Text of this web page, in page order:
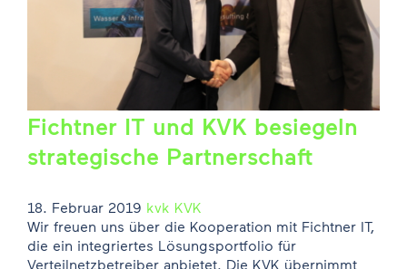
Fichtner IT und KVK besiegeln
strategische Partnerschaft
18. Februar 2019 kvk KVK
Wir freuen uns über die Kooperation mit Fichtner IT,
die ein integriertes Lösungsportfolio für
Verteilnetzbetreiber anbietet. Die KVK übernimmt